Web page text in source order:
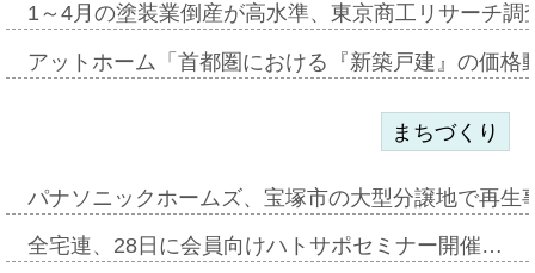
1～4月の塗装業倒産が高水準、東京商工リサーチ
アットホーム「首都圏における『新築戸建』の価
まちづくり
パナソニックホームズ、宝塚市の大型分譲地で再
全宅連、28日に会員向けハトサポセミナー開催…